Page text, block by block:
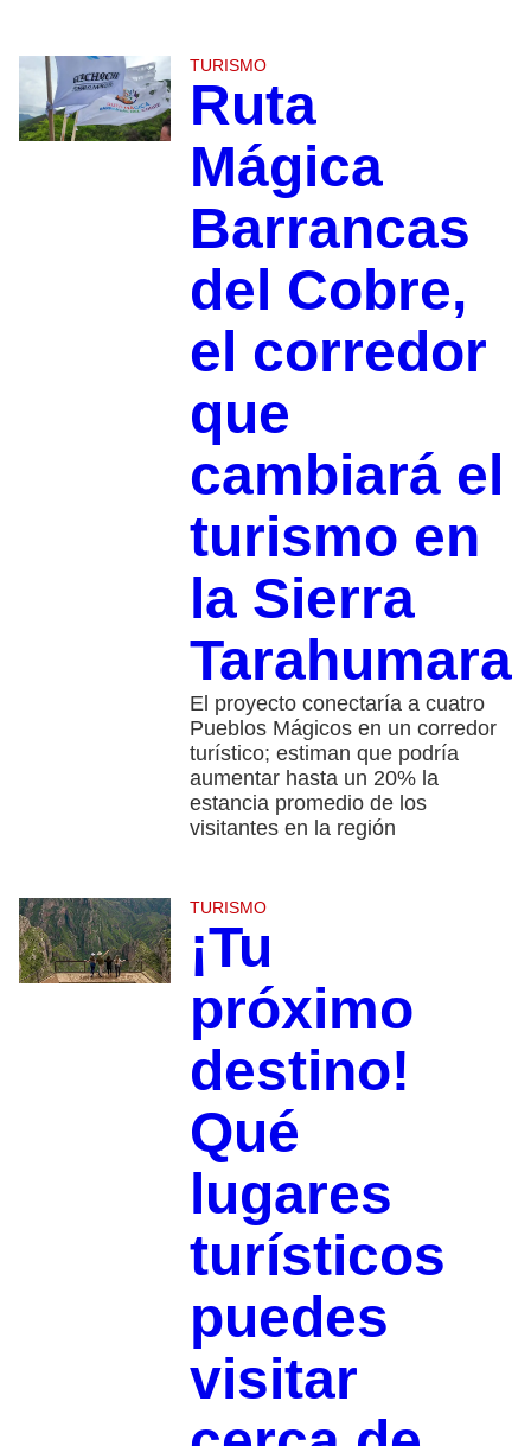
TURISMO
Ruta
Mágica
Barrancas
del Cobre,
el corredor
que
cambiará el
turismo en
la Sierra
Tarahumara
El proyecto conectaría a cuatro
Pueblos Mágicos en un corredor
turístico; estiman que podría
aumentar hasta un 20% la
estancia promedio de los
visitantes en la región
TURISMO
¡Tu
próximo
destino!
Qué
lugares
turísticos
puedes
visitar